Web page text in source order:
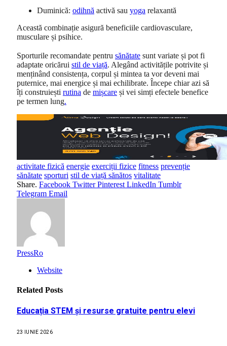
Duminică: odihnă activă sau yoga relaxantă
Această combinație asigură beneficiile cardiovasculare,
musculare și psihice.
Sporturile recomandate pentru sănătate sunt variate și pot fi
adaptate oricărui stil de viață. Alegând activitățile potrivite și
menținând consistența, corpul și mintea ta vor deveni mai
puternice, mai energice și mai echilibrate. Începe chiar azi să
îți construiești rutina de mișcare și vei simți efectele benefice
pe termen lung.
activitate fizică energie exerciții fizice fitness prevenție
sănătate sporturi stil de viață sănătos vitalitate
Share. Facebook Twitter Pinterest LinkedIn Tumblr
Telegram Email
PressRo
Website
Related Posts
Educația STEM și resurse gratuite pentru elevi
23 IUNIE 2026